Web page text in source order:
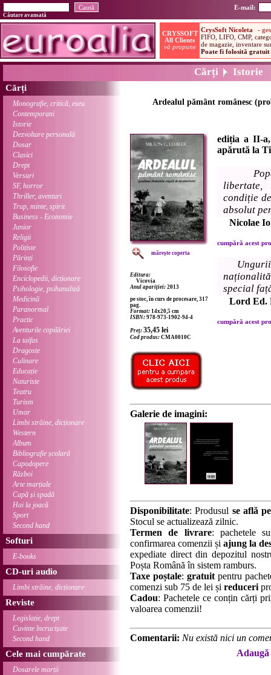
E-mail:
Căutare avansată
Cărți Istorie
Cărți
Monografie, critică, eseu
Contemporani
Istorie
Dezvoltare personală
Dosar
Clasici
Drept
Versuri
SF, horror
Thriller, aventuri
Trup, minte, spirit
Business - Economie
Junior
Religii
Polițiste
Părinți
Filosofie
Enciclopedii, dicționare
Psihologie, psihanaliză
Medicină
Paranormal
Practic
Aventurile copilăriei
La taifas
Dragoste
Culinare
Educație
Naturiste
Teatru
Turism
Umor
Limbi străine, dicționare
Western
Album
Bibliografie școlară
Capodopere
Război
Arte marțiale
Capă și spadă
Hai la joacă
Sport
Second hand
Softuri
E-books
CD-uri audio
Limbi străine, dicționare
Reviste
Legislație, drept
Cuvinte încrucișate
Second hand
Cele mai cumpărate
Dosarele morții
Ardealul pământ românesc
mărește coperta
Editura:
Vicovia
Anul apariției: 2013
pe stoc, în curs de procesare, 317
pag.
Format: 14x20,5 cm
ISBN: 978-973-1902-94-4
Preț: 35,45 lei
Cod produs: CMA0010C
ediția a II-
apărută la
condiție
absolut
Nicolae
cumpără acest
special
Lord Ed.
cumpără acest
Galerie de imagini:
Disponibilitate: Produsul se află
Stocul se actualizează zilnic.
Termen de livrare: pachetele
confirmarea comenzii șiajung la
expediate direct din depozitul
Poșta Română în sistem ramburs.
Taxe poștale: gratuitpentru
comenzi sub 75 de lei și reduceri
Cadou: Pachetele ce conțin cărți
valoarea comenzii!
Comentarii: Nu există nici un